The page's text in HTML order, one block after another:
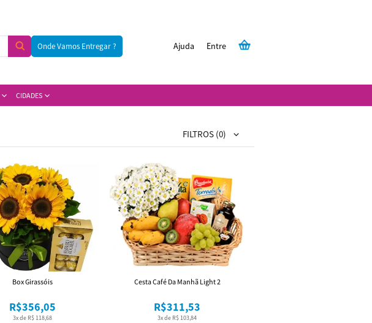
Onde Vamos Entregar ? Entre
Ajuda
CIDADES
FILTROS (0)
3x de R$ 118,68
R$356,05
Box Girassóis
3x de R$ 103,84
R$311,53
Cesta Café Da Manhã Light 2